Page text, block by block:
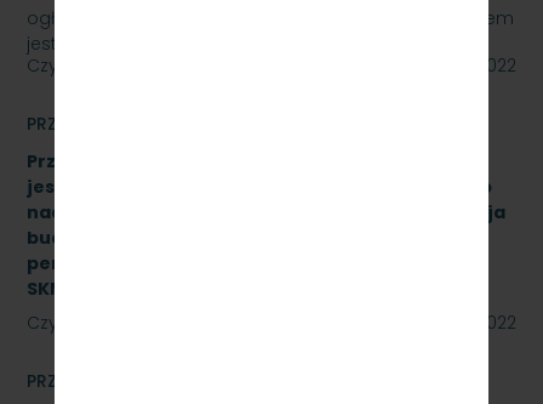
ogłasza przetarg nieograniczony, którego przedmiotem
jest „sukcesywna dostawa do siedziby…
Czytaj dalej
27 maja 2022
PRZETARGI
Przetarg nieograniczony, którego przedmiotem
jest świadczenie usługi pełnienia kompleksowego
nadzoru inwestorskiego dla zadania „Modernizacja
budynku Dworca Podmiejskiego w Gdyni oraz
peronu SKM na stacji Gdynia Główna” Znak:
SKMMU.086.27.22
Czytaj dalej
24 maja 2022
PRZETARGI